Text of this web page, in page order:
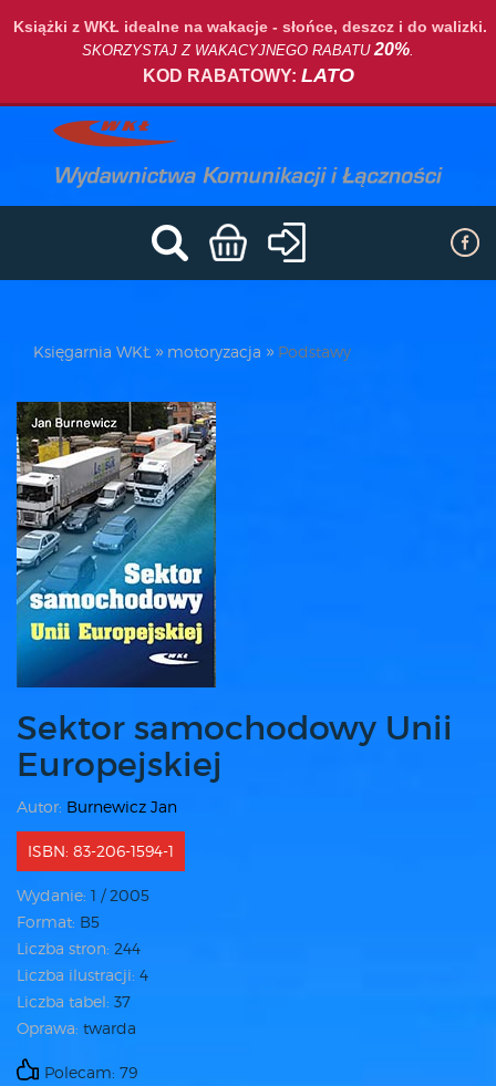
Książki z WKŁ idealne na wakacje - słońce, deszcz i do walizki.
SKORZYSTAJ Z WAKACYJNEGO RABATU20%.
KOD RABATOWY: LATO
Księgarnia WKŁ motoryzacja Podstawy
Sektor samochodowy Unii
Europejskiej
Autor: Burnewicz Jan
ISBN: 83-206-1594-1
Wydanie: 1 / 2005
Format: B5
Liczba stron: 244
Liczba ilustracji: 4
Liczba tabel: 37
Oprawa: twarda
Polecam: 79